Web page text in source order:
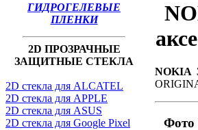
ГИДРОГЕЛЕВЫЕ
ПЛЕНКИ
2D ПРОЗРАЧНЫЕ
ЗАЩИТНЫЕ СТЕКЛА
2D стекла для ALCATEL
2D стекла для APPLE
2D стекла для ASUS
2D стекла для Google Pixel
NOKIA
Фото